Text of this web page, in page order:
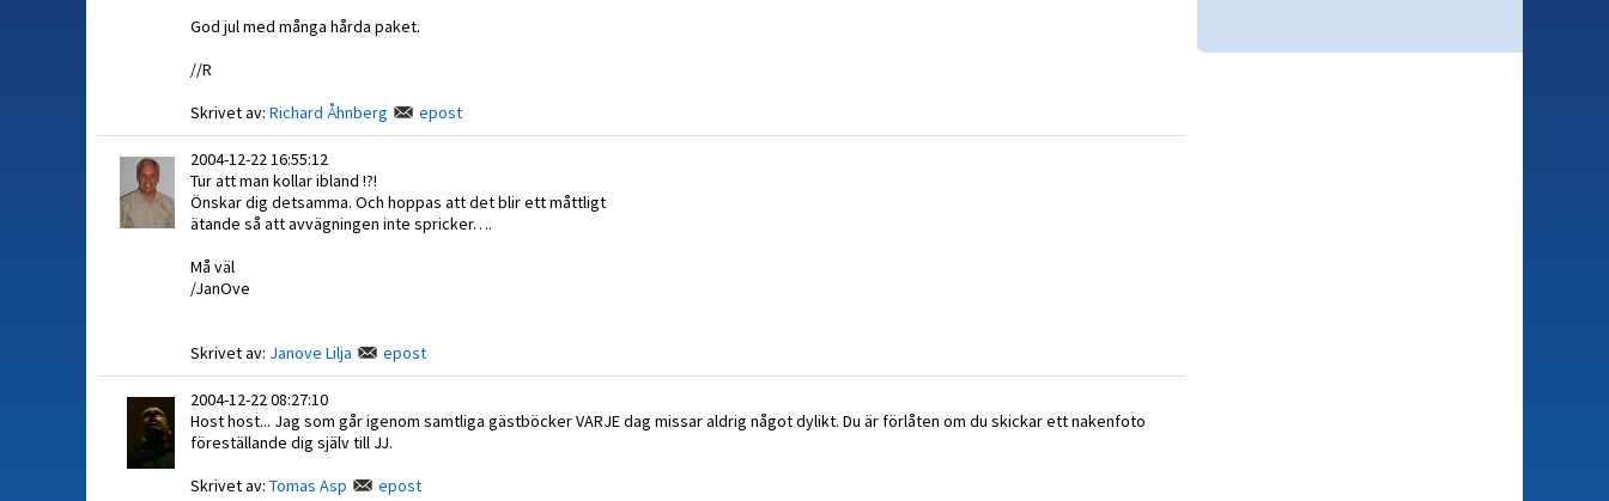
God jul med många hårda paket.
//R
Skrivet av: Richard Åhnberg epost
2004-12-22 16:55:12
Tur att man kollar ibland !?!
Önskar dig detsamma. Och hoppas att det blir ett måttligt
ätande så att avvägningen inte spricker….
Må väl
/JanOve
Skrivet av: Janove Lilja epost
2004-12-22 08:27:10
Host host... Jag som går igenom samtliga gästböcker VARJE dag missar aldrig något dylikt. Du är förlåten om du skickar ett nakenfoto
föreställande dig själv till JJ.
Skrivet av: Tomas Asp epost